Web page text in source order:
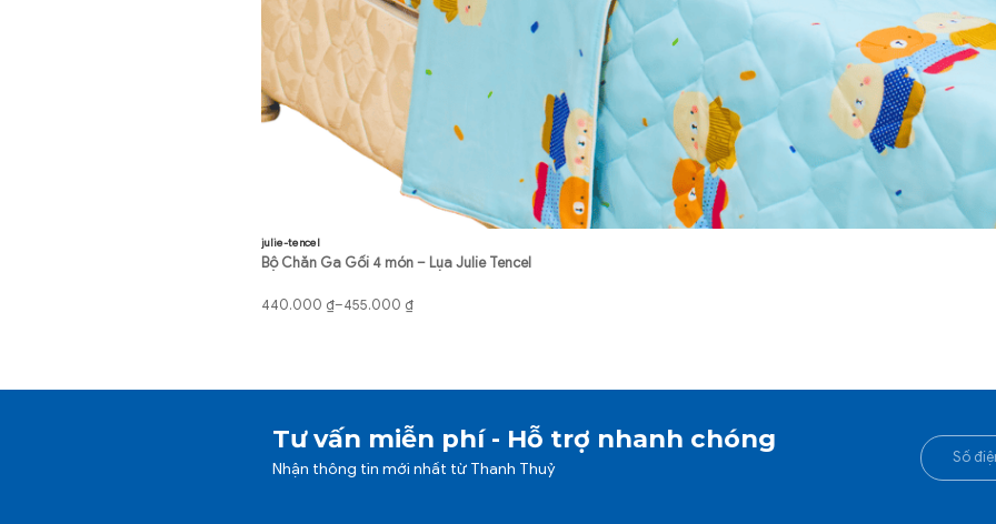
julie-tencel
Bộ Chăn Ga Gối 4 món – Lụa Julie Tencel
440.000 ₫–455.000 ₫
Khoảng
đến
Tư vấn miễn phí - Hỗ trợ nhanh chóng
Nhận thông tin mới nhất từ Thanh Thuỷ